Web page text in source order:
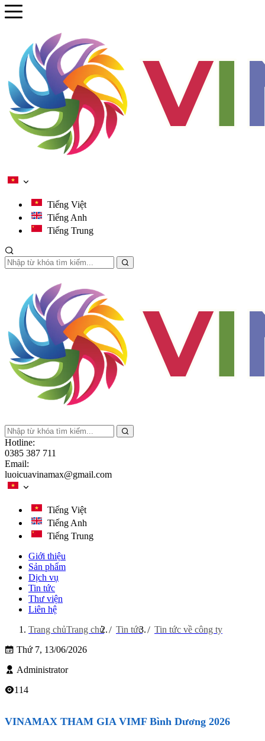
menu
Tiếng Việt
Tiếng Anh
Tiếng Trung
Hotline:
0385 387 711
Email:
luoicuavinamax@gmail.com
Tiếng Việt
Tiếng Anh
Tiếng Trung
Giới thiệu
Sản phẩm
Dịch vụ
Tin tức
Thư viện
Liên hệ
Trang chủTrang chủ Tin tức
Tin tức về công ty
Thứ 7, 13/06/2026
Administrator
114
VINAMAX THAM GIA VIMF Bình Dương 2026